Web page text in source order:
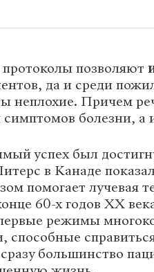
позволяют
да и среди
неплохие. Причем
болезни, а
успех был
в Канаде
помогает лучевая
60-х годов XX
режимы
способные
большинство